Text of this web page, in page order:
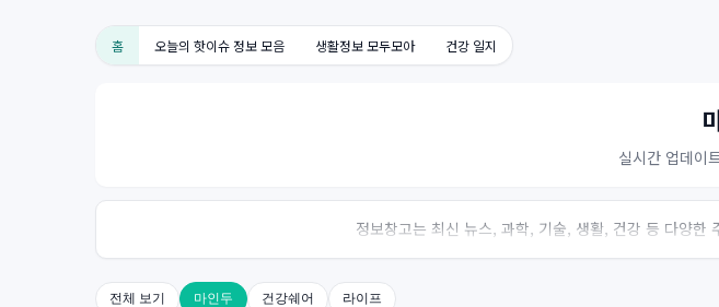
홈 오늘의 핫이슈 정보 모음 생활정보 모두모아 건강 일지
실시간 업데이
정보창고는 최신 뉴스, 과학, 기술, 생활, 건강 등 다양한
전체 보기 마인두 건강쉐어 라이프